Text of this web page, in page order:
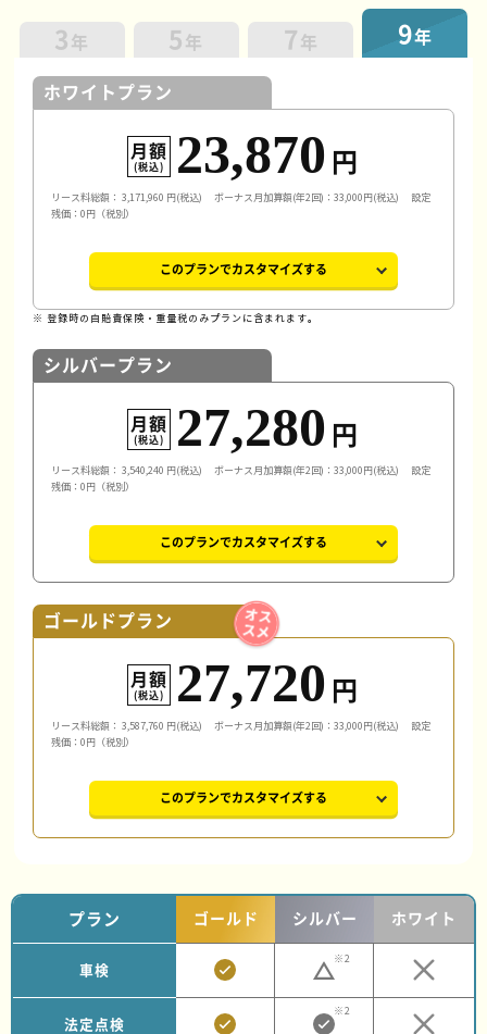
3 年 5 年 7 年 9年
ホワイトプラン
月額
(税込) 23,870 円
リース料総額： 3,171,960 円(税込) ボーナス月加算額(年2回)：33,000円(税込)
設定
残価：0円（税別）
このプランでカスタマイズする
※ 登録時の自賠責保険・重量税のみプランに含まれます。
シルバープラン
月額
(税込) 27,280 円
リース料総額： 3,540,240 円(税込) ボーナス月加算額(年2回)：33,000円(税込)
設定
残価：0円（税別）
このプランでカスタマイズする
ゴールドプラン
月額
(税込) 27,720 円
リース料総額： 3,587,760 円(税込) ボーナス月加算額(年2回)：33,000円(税込)
設定
残価：0円（税別）
このプランでカスタマイズする
プラン ゴールド シルバー ホワイト
車検
※2
法定点検
※2